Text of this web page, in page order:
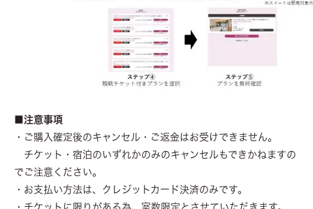
■注意事項
・ご購入確定後のキャンセル・ご返金はお受けできません。
チケット・宿泊のいずれかのみのキャンセルもできかねますの
でご注意ください。
・お支払い方法は、クレジットカード決済のみです。
・チケットに限りがある為、室数限定とさせていただきます。